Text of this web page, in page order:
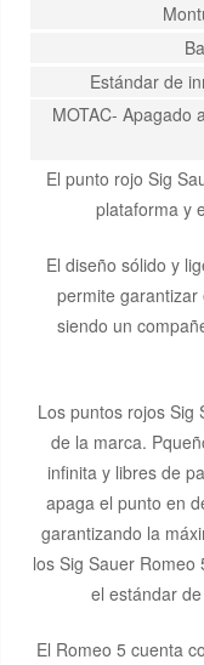
Estándar de
MOTAC- Apagado
El punto rojo Sig
plataforma y
El diseño sólido y
permite garantizar
siendo un
Los puntos rojos Sig
de la marca.
infinita y libres de
apaga el punto en
garantizando la
los Sig Sauer
el estándar
El Romeo 5 cuenta